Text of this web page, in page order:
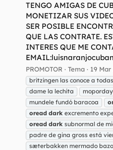
TENGO AMIGAS DE
MONETIZAR SUS
SER POSIBLE
QUE LAS CONTRATE.
INTERES QUE ME
EMAIL:
PROMOTOR Tema 19 Mar
britzingen las conoce a
dame la lechita
mundele fundó baracoa
oread dark excremento
oread dark subnormal de
padre de gina gross está
sæterbakken mermado